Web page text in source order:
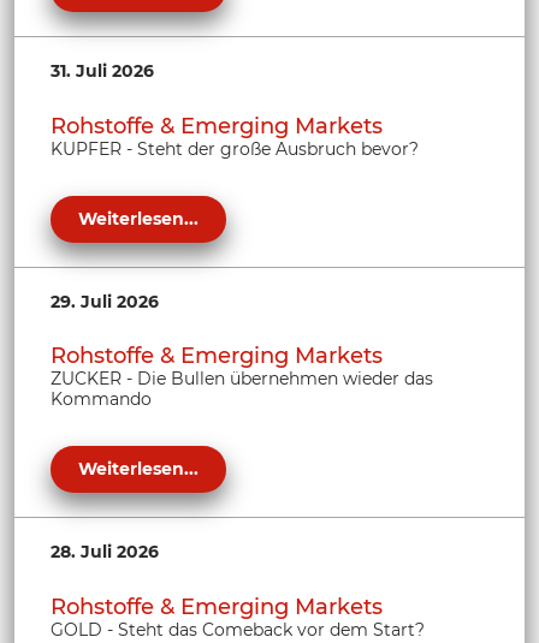
31. Juli 2026
Rohstoffe & Emerging Markets
KUPFER - Steht der große Ausbruch bevor?
Weiterlesen...
29. Juli 2026
Rohstoffe & Emerging Markets
ZUCKER - Die Bullen übernehmen wieder das
Kommando
Weiterlesen...
28. Juli 2026
Rohstoffe & Emerging Markets
GOLD - Steht das Comeback vor dem Start?